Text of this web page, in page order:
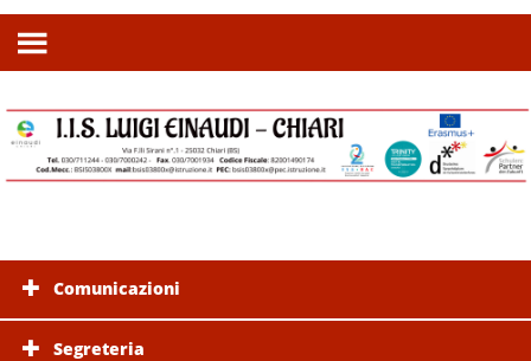
Comunicazioni
Segreteria